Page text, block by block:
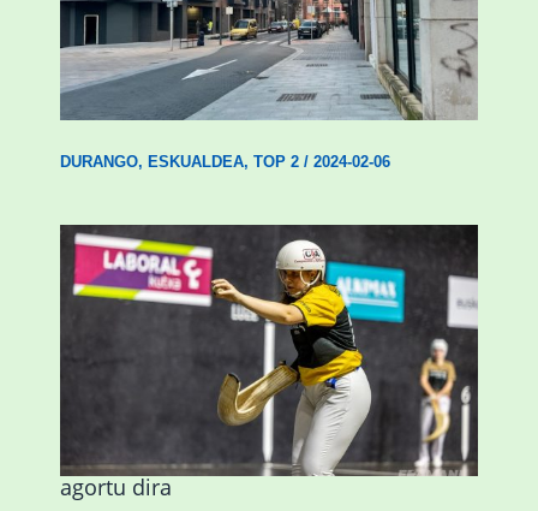
Udal etxebizitza tasatuei buruzko lehen
ordenantza izango du Durangok
DURANGO, ESKUALDEA, TOP 2/ 2024-02-06
Astelehenean Durangon jokatuko den
emakumezkoen zesta finaleko sarrerak
agortu dira